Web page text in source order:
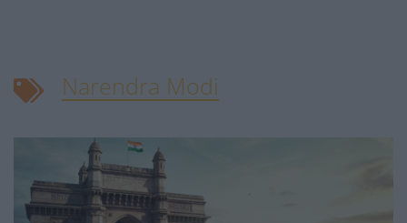
Narendra Modi